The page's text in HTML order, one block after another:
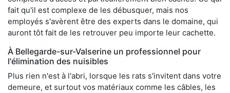
fait qu'il est complexe de les débusquer, mais nos
employés s'avèrent être des experts dans le domaine, qui
auront tôt fait de les retrouver peu importe leur cachette.
À Bellegarde-sur-Valserine un professionnel pour
l'élimination des nuisibles
Plus rien n'est à l'abri, lorsque les rats s'invitent dans votre
demeure, et surtout vos matériaux comme les câbles, les